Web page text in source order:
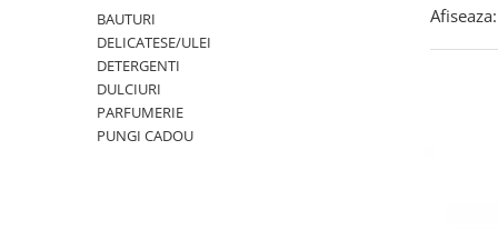
BAUTURI
DELICATESE/ULEI
DETERGENTI
DULCIURI
PARFUMERIE
PUNGI CADOU
Afiseaza: